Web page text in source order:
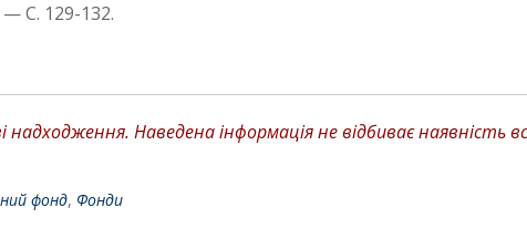
С. 129-132.
Наведена інформація не відбиває наявність
фонд, Фонди